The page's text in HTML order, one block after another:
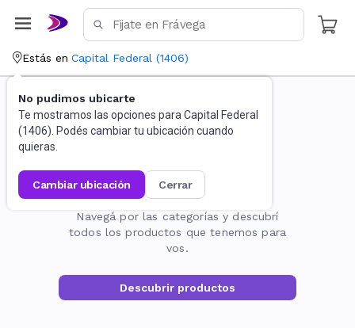
Estás en Capital Federal (1406)
No pudimos ubicarte
Te mostramos las opciones para Capital Federal
(1406). Podés cambiar tu ubicación cuando
quieras.
cambiar ubicación cerrar
La página no existe
Navegá por las categorías y descubrí
todos los productos que tenemos para
vos.
Descubrir productos